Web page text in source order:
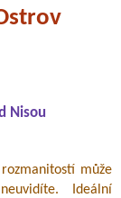
Nisou
může
Ideální